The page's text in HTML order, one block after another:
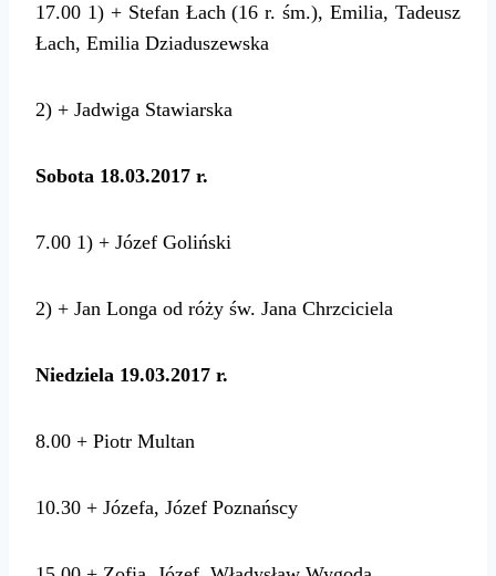
17.00 1) + Stefan Łach (16 r. śm.), Emilia, Tadeusz
Łach, Emilia Dziaduszewska
2) + Jadwiga Stawiarska
Sobota 18.03.2017 r.
7.00 1) + Józef Goliński
2) + Jan Longa od róży św. Jana Chrzciciela
Niedziela 19.03.2017 r.
8.00 + Piotr Multan
10.30 + Józefa, Józef Poznańscy